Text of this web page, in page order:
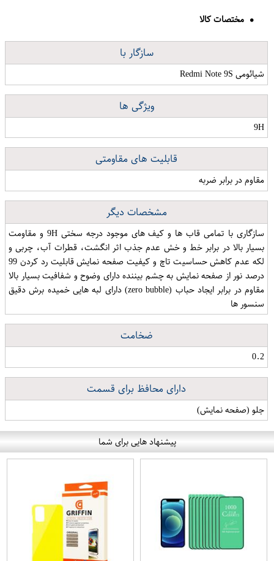
مختصات کالا
سازگار با
شیائومی Redmi Note 9S
ویژگی ها
9H
قابلیت های مقاومتی
مقاوم در برابر ضربه
مشخصات دیگر
سازگاری با تمامی قاب ها و کیف های موجود درجه سختی 9H و مقاومت
بسیار بالا در برابر خط و خش عدم جذب اثر انگشت، قطرات آب، چربی و
لکه عدم کاهش حساسیت تاچ و کیفیت صفحه نمایش قابلیت رد کردن 99
درصد نور از صفحه نمایش به چشم بیننده دارای وضوح و شفافیت بسیار بالا
مقاوم در برابر ایجاد حباب (zero bubble) دارای لبه هایی خمیده برش دقیق
سنسور ها
ضخامت
0.2
دارای محافظ برای قسمت
جلو (صفحه نمایش)
پیشنهاد هایی برای شما